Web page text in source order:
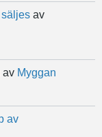
av
av Myggan
av